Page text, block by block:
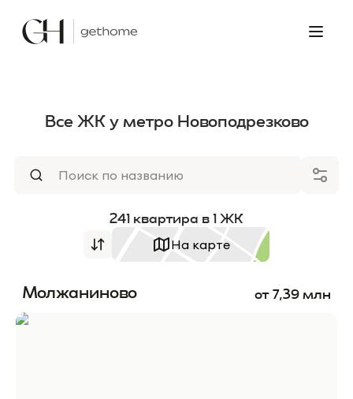
Все ЖК у метро Новоподрезково
241 квартира в 1 ЖК
На карте
Молжаниново от 7,39 млн